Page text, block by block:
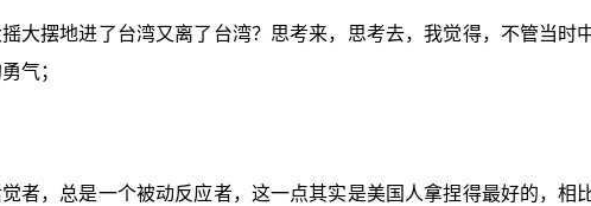
大摆地进了台湾又离了台湾？思考来，思考去，我觉得，不管当时
气；
者，总是一个被动反应者，这一点其实是美国人拿捏得最好的，相